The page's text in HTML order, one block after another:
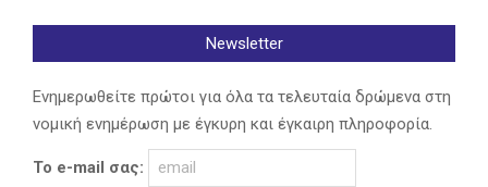
Newsletter
Ενημερωθείτε πρώτοι για όλα τα τελευταία δρώμενα στη
νομική ενημέρωση με έγκυρη και έγκαιρη πληροφορία.
Το e-mail σας: